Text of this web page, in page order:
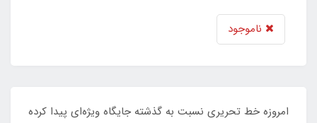
ناموجود
امروزه خط تحریری نسبت به گذشته جایگاه ویژه‌‏ای پیدا کرده